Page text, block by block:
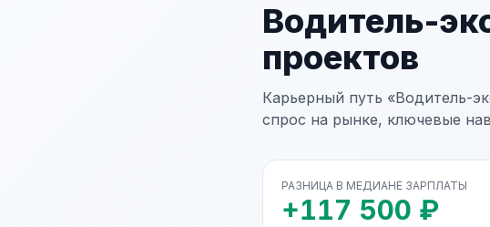
Водитель-
проектов
Карьерный путь «Водитель-
спрос на рынке, ключевые
РАЗНИЦА В МЕДИАНЕ ЗАРПЛАТЫ
+117 500 ₽